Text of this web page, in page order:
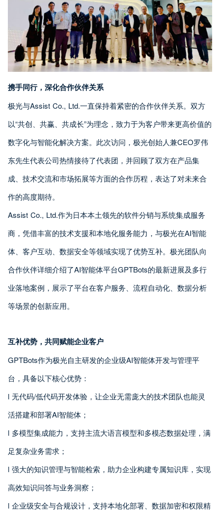
携手同行，深化合作伙伴关系
极光与Assist Co., Ltd.一直保持着紧密的合作伙伴关系。双方
以“共创、共赢、共成长”为理念，致力于为客户带来更高价值的
数字化与智能化解决方案。此次访问，极光创始人兼CEO罗伟
东先生代表公司热情接待了代表团，并回顾了双方在产品集
成、技术交流和市场拓展等方面的合作历程，表达了对未来合
作的高度期待。
Assist Co., Ltd.作为日本本土领先的软件分销与系统集成服务
商，凭借丰富的技术支援和本地化服务能力，与极光在AI智能
体、客户互动、数据安全等领域实现了优势互补。极光团队向
合作伙伴详细介绍了AI智能体平台GPTBots的最新进展及多行
业落地案例，展示了平台在客户服务、流程自动化、数据分析
等场景的创新应用。
互补优势，共同赋能企业客户
GPTBots作为极光自主研发的企业级AI智能体开发与管理平
台，具备以下核心优势：
l 无代码/低代码开发体验，让企业无需庞大的技术团队也能灵
活搭建和部署AI智能体；
l 多模型集成能力，支持主流大语言模型和多模态数据处理，满
足复杂业务需求；
l 强大的知识管理与智能检索，助力企业构建专属知识库，实现
高效知识问答与业务洞察；
l 企业级安全与合规设计，支持本地化部署、数据加密和权限精